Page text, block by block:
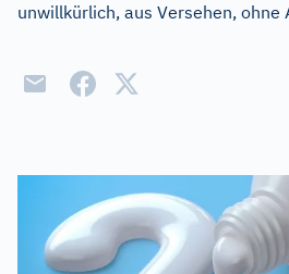
unwillkürlich, aus Versehen,